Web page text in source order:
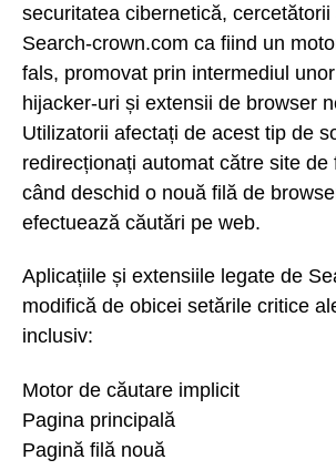
securitatea cibernetică,
Search-crown.com ca fiind un
fals, promovat prin intermediul
hijacker-uri și extensii de browser
Utilizatorii afectați de acest tip de
redirecționați automat către site de
când deschid o nouă filă de
efectuează căutări pe web.
Aplicațiile și extensiile legate de
modifică de obicei setările critice
inclusiv:
Motor de căutare implicit
Pagina principală
Pagină filă nouă